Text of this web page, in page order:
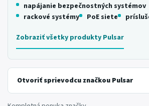
napájanie bezpečnostných systémov
rackové systémy
PoE siete
Zobraziť všetky produkty Pulsar
Otvoriť sprievodcu značkou Pulsar